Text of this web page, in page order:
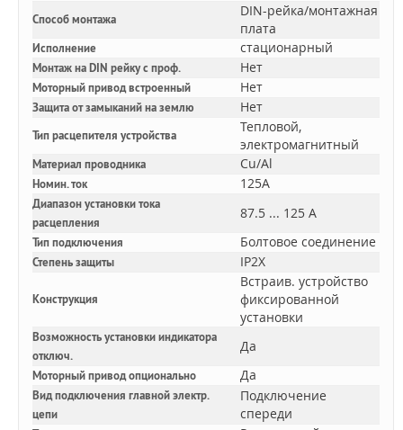
Способ монтажа
DIN-рейка/монтажная
плата
Исполнение стационарный
Монтаж на DIN рейку с проф. Нет
Моторный привод встроенный Нет
Защита от замыканий на землю Нет
Тип расцепителя устройства
Тепловой,
электромагнитный
Материал проводника Cu/Al
Номин. ток 125A
Диапазон установки тока
расцепления
87.5 ... 125 А
Тип подключения Болтовое соединение
Степень защиты IP2X
Конструкция
Встраив. устройство
фиксированной
установки
Возможность установки индикатора
отключ.
Да
Моторный привод опционально Да
Вид подключения главной электр.
цепи
Подключение
спереди